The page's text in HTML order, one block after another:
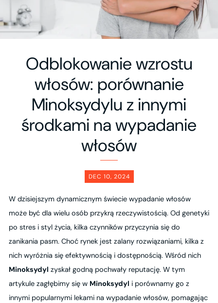
Odblokowanie wzrostu
włosów: porównanie
Minoksydylu z innymi
środkami na wypadanie
włosów
DEC 10, 2024
W dzisiejszym dynamicznym świecie wypadanie włosów
może być dla wielu osób przykrą rzeczywistością. Od genetyki
po stres i styl życia, kilka czynników przyczynia się do
zanikania pasm. Choć rynek jest zalany rozwiązaniami, kilka z
nich wyróżnia się efektywnością i dostępnością. Wśród nich
Minoksydyl zyskał godną pochwały reputację. W tym
artykule zagłębimy się w Minoksydyl i porównamy go z
innymi popularnymi lekami na wypadanie włosów, pomagając